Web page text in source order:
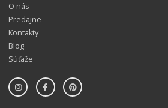
O nás
Predajne
Kontakty
Blog
Súťaže